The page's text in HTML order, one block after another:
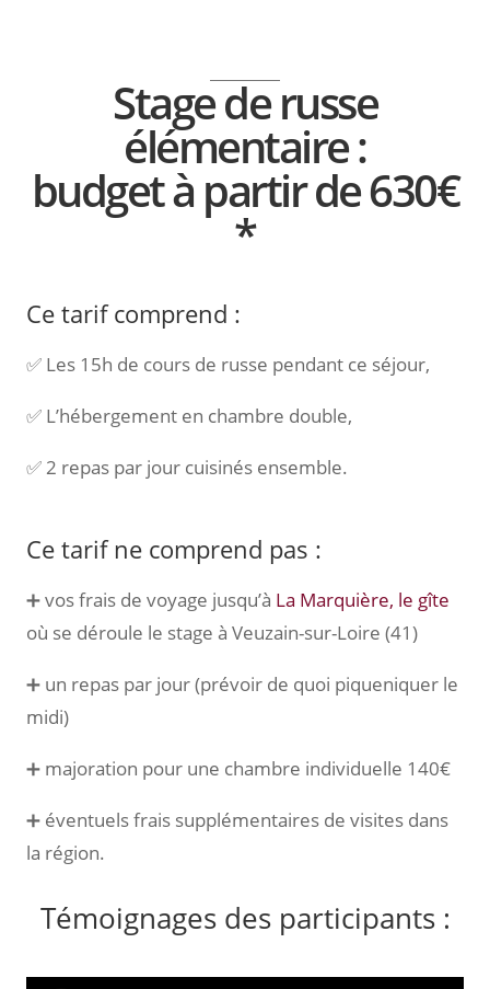
Stage de russe
élémentaire :
budget à partir de 630€
*
Ce tarif comprend :
✅ Les 15h de cours de russe pendant ce séjour,
✅ L’hébergement en chambre double,
✅ 2 repas par jour cuisinés ensemble.
Ce tarif ne comprend pas :
➕ vos frais de voyage jusqu’à La Marquière, le gîte
où se déroule le stage à Veuzain-sur-Loire (41)
➕ un repas par jour (prévoir de quoi piqueniquer le
midi)
➕ majoration pour une chambre individuelle 140€
➕ éventuels frais supplémentaires de visites dans
la région.
Témoignages des participants :